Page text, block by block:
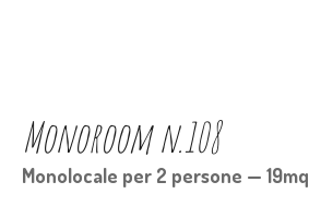
Monoroom n.108
Monolocale per 2 persone — 19mq